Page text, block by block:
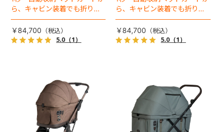
ら、キャビン装着でも折りた
ためるモデルが登場！
￥84,700
5.0（1）
ら、キャビン装着でも折りた
ためるモデルが登場！
￥84,700
5.0（1）